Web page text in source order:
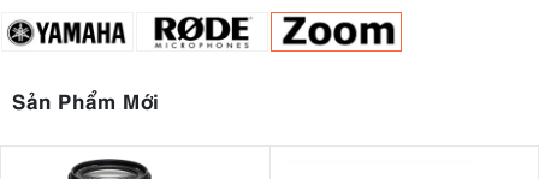
Sản Phẩm Mới